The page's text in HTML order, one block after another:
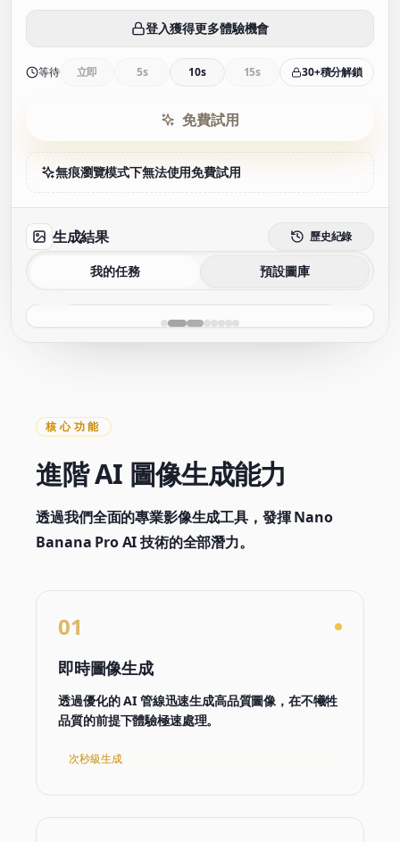
登入獲得更多體驗機會
等待 立即 5s 10s 15s 30+積分解鎖
免費試用
無痕瀏覽模式下無法使用免費試用
生成結果 歷史紀錄
我的任務 預設圖庫
核心功能
進階 AI 圖像生成能力
透過我們全面的專業影像生成工具，發揮 Nano
Banana Pro AI 技術的全部潛力。
01
即時圖像生成
透過優化的 AI 管線迅速生成高品質圖像，在不犧牲
品質的前提下體驗極速處理。
次秒級生成